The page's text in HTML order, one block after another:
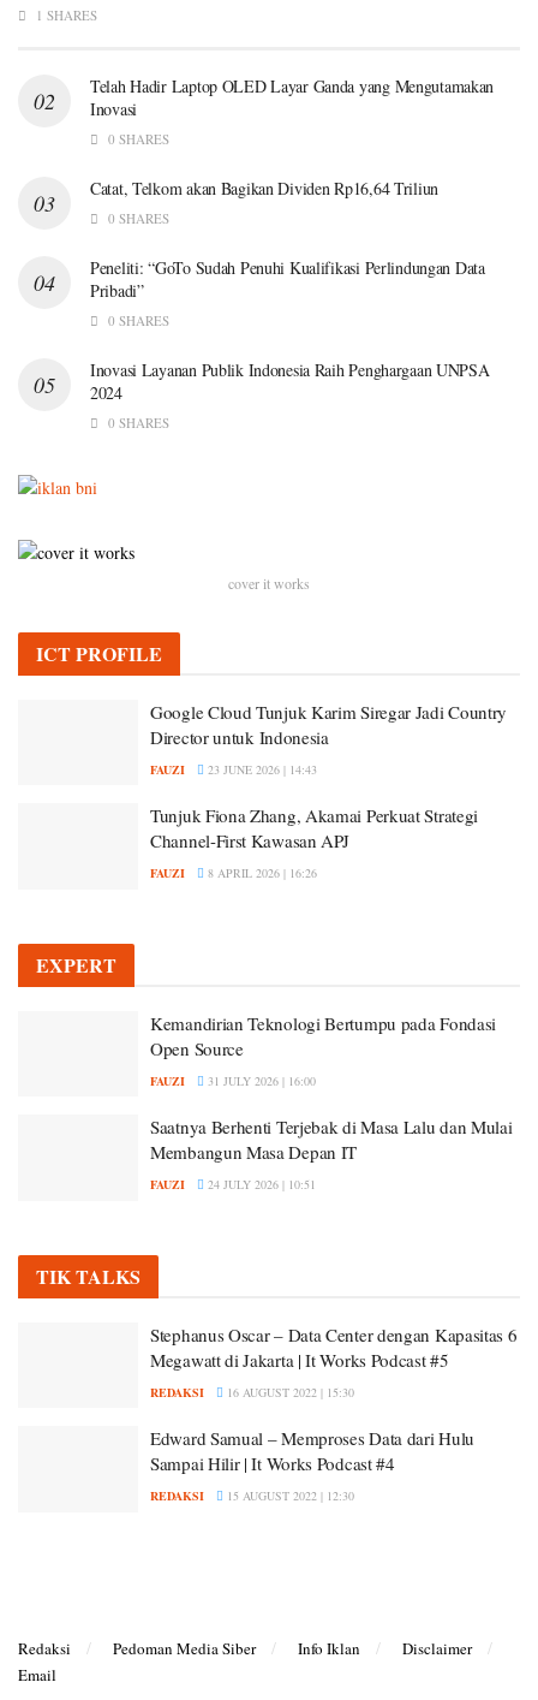
1 SHARES
Telah Hadir Laptop OLED Layar Ganda yang Mengutamakan
Inovasi
0 SHARES
Catat, Telkom akan Bagikan Dividen Rp16,64 Triliun
0 SHARES
Peneliti: “GoTo Sudah Penuhi Kualifikasi Perlindungan Data
Pribadi”
0 SHARES
Inovasi Layanan Publik Indonesia Raih Penghargaan UNPSA
2024
0 SHARES
cover it works
ICT PROFILE
Google Cloud Tunjuk Karim Siregar Jadi Country
Director untuk Indonesia
FAUZI 23 JUNE 2026 | 14:43
Tunjuk Fiona Zhang, Akamai Perkuat Strategi
Channel-First Kawasan APJ
FAUZI 8 APRIL 2026 | 16:26
EXPERT
Kemandirian Teknologi Bertumpu pada Fondasi
Open Source
FAUZI 31 JULY 2026 | 16:00
Saatnya Berhenti Terjebak di Masa Lalu dan Mulai
Membangun Masa Depan IT
FAUZI 24 JULY 2026 | 10:51
TIK TALKS
Stephanus Oscar – Data Center dengan Kapasitas 6
Megawatt di Jakarta | It Works Podcast #5
REDAKSI 16 AUGUST 2022 | 15:30
Edward Samual – Memproses Data dari Hulu
Sampai Hilir | It Works Podcast #4
REDAKSI 15 AUGUST 2022 | 12:30
Redaksi Pedoman Media Siber Info Iklan
Disclaimer
Email